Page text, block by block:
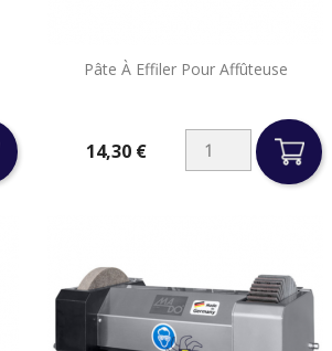
Pâte À Effiler Pour Affûteuse
14,30 €
Aperçu rapide